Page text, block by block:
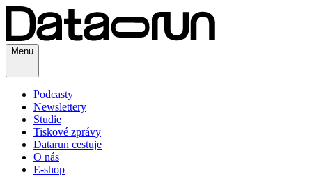
Menu
Podcasty
Newslettery
Studie
Tiskové zprávy
Datarun cestuje
O nás
E-shop